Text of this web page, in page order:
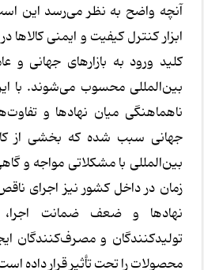
آنچه واضح به نظر می‌رسد این است
ابزار کنترل کیفیت و ایمنی
کلید ورود به بازارهای جهانی و
بین‌المللی محسوب می‌شوند. با
ناهماهنگی میان نهادها و
جهانی سبب شده که بخشی از
بین‌المللی با مشکلاتی مواجه و
زمان در داخل کشور نیز اجرای
نهادها و ضعف ضمانت
تولیدکنندگان و مصرف‌کنندگان
محصولات را تحت تأثیر قرار داده